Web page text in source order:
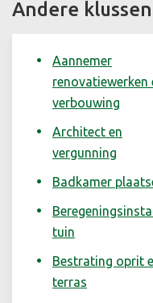
Andere
Aannemer
renovatiewerken
verbouwing
Architect en
vergunning
Badkamer
tuin
Bestrating oprit
terras